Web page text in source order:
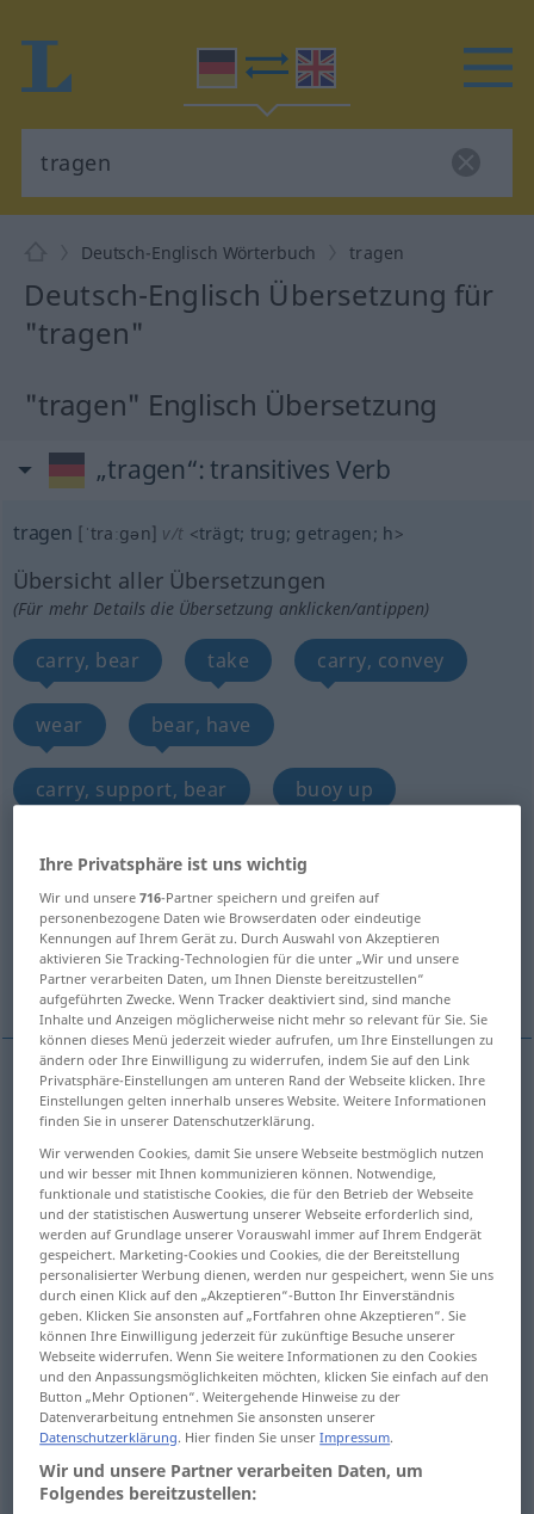
Deutsch-Englisch Wörterbuch tragen
Deutsch-Englisch Übersetzung für
"tragen"
"tragen" Englisch Übersetzung
„tragen“: transitives Verb
tragen [ˈtraːgən] v/t <trägt; trug; getragen; h>
Übersicht aller Übersetzungen
(Für mehr Details die Übersetzung anklicken/antippen)
carry, bear take carry, convey
wear bear, have
carry, support, bear buoy up
support, uphold, sustain, maintain, carry
support carry, take
Weitere Übersetzungen...
carry tragen von Mensch
bear tragenvon Mensch
take tragen hinbringen, mitnehmen
carry tragenbefördern
convey tragen befördern
Ihre Privatsphäre ist uns wichtig
Wir und unsere716-Partner speichern und greifen auf
personenbezogene Daten wie Browserdaten oder eindeutige
Kennungen auf Ihrem Gerät zu. Durch Auswahl von Akzeptieren
aktivieren Sie Tracking-Technologien für die unter „Wir und unsere
Partner verarbeiten Daten, um Ihnen Dienste bereitzustellen“
aufgeführten Zwecke. Wenn Tracker deaktiviert sind, sind manche
Inhalte und Anzeigen möglicherweise nicht mehr so relevant für Sie. Sie
können dieses Menü jederzeit wieder aufrufen, um Ihre Einstellungen zu
ändern oder Ihre Einwilligung zu widerrufen, indem Sie auf den Link
Privatsphäre-Einstellungen am unteren Rand der Webseite klicken. Ihre
Einstellungen gelten innerhalb unseres Website. Weitere Informationen
finden Sie in unserer Datenschutzerklärung.
Wir verwenden Cookies, damit Sie unsere Webseite bestmöglich nutzen
und wir besser mit Ihnen kommunizieren können. Notwendige,
funktionale und statistische Cookies, die für den Betrieb der Webseite
und der statistischen Auswertung unserer Webseite erforderlich sind,
werden auf Grundlage unserer Vorauswahl immer auf Ihrem Endgerät
gespeichert. Marketing-Cookies und Cookies, die der Bereitstellung
personalisierter Werbung dienen, werden nur gespeichert, wenn Sie uns
durch einen Klick auf den „Akzeptieren“-Button Ihr Einverständnis
geben. Klicken Sie ansonsten auf „Fortfahren ohne Akzeptieren“. Sie
können Ihre Einwilligung jederzeit für zukünftige Besuche unserer
Webseite widerrufen. Wenn Sie weitere Informationen zu den Cookies
und den Anpassungsmöglichkeiten möchten, klicken Sie einfach auf den
Button „Mehr Optionen“. Weitergehende Hinweise zu der
Datenverarbeitung entnehmen Sie ansonsten unserer
Datenschutzerklärung. Hier finden Sie unserImpressum.
Wir und unsere Partner verarbeiten Daten, um
Folgendes bereitzustellen: